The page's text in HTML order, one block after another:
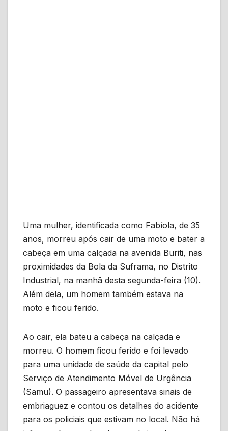
Uma mulher, identificada como Fabíola, de 35
anos, morreu após cair de uma moto e bater a
cabeça em uma calçada na avenida Buriti, nas
proximidades da Bola da Suframa, no Distrito
Industrial, na manhã desta segunda-feira (10).
Além dela, um homem também estava na
moto e ficou ferido.
Ao cair, ela bateu a cabeça na calçada e
morreu. O homem ficou ferido e foi levado
para uma unidade de saúde da capital pelo
Serviço de Atendimento Móvel de Urgência
(Samu). O passageiro apresentava sinais de
embriaguez e contou os detalhes do acidente
para os policiais que estivam no local. Não há